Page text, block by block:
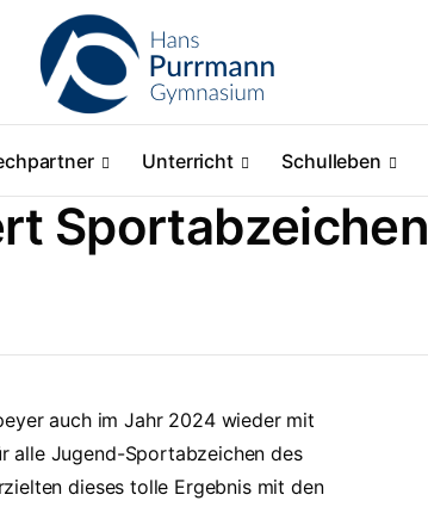
Unterricht Schulleben
Sportabzeichen
auch im Jahr 2024 wieder mit
alle Jugend-Sportabzeichen des
dieses tolle Ergebnis mit den